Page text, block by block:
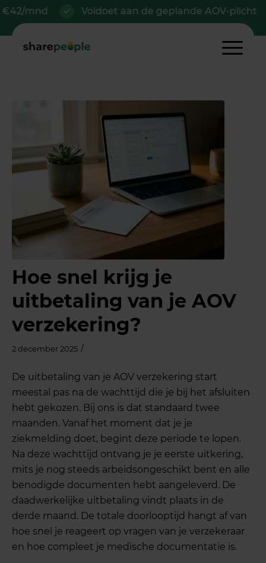
Voldoet aan de geplande AOV-plicht
Hoe snel krijg je
uitbetaling van je AOV
verzekering?
2 december 2025 /
De uitbetaling van je AOV verzekering start
meestal pas na de wachttijd die je bij het afsluiten
hebt gekozen. Bij ons is dat standaard twee
maanden. Vanaf het moment dat je je
ziekmelding doet, begint deze periode te lopen.
Na deze wachttijd ontvang je je eerste uitkering,
mits je nog steeds arbeidsongeschikt bent en alle
benodigde documenten hebt aangeleverd. De
daadwerkelijke uitbetaling vindt plaats in de
derde maand. De totale doorlooptijd hangt af van
hoe snel je reageert op vragen van je verzekeraar
en hoe compleet je medische documentatie is.